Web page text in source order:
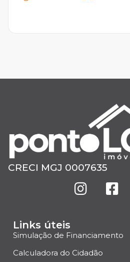
CRECI MGJ 0007635
Links úteis
Simulação de Financiamento
Calculadora do Cidadão